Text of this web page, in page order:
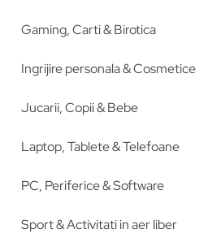
Gaming, Carti & Birotica
Ingrijire personala & Cosmetice
Jucarii, Copii & Bebe
Laptop, Tablete & Telefoane
PC, Periferice & Software
Sport & Activitati in aer liber